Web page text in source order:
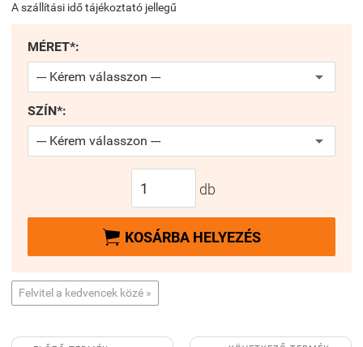
A szállítási idő tájékoztató jellegű
MÉRET*:
SZÍN*:
db
 KOSÁRBA HELYEZÉS
Felvitel a kedvencek közé »